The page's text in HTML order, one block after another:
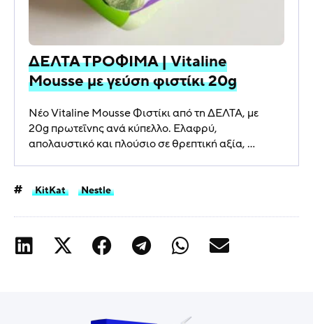
ΔΕΛΤΑ ΤΡΟΦΙΜΑ | Vitaline
Mousse με γεύση φιστίκι 20g
Νέο Vitaline Mousse Φιστίκι από τη ΔΕΛΤΑ, με
20g πρωτεΐνης ανά κύπελλο. Ελαφρύ,
απολαυστικό και πλούσιο σε θρεπτική αξία, ...
KitKat Nestle